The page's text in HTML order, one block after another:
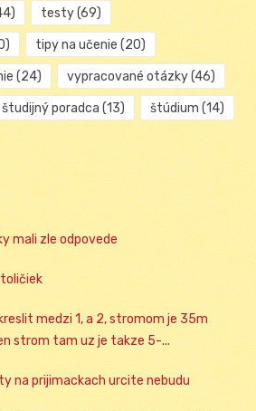
testy(69)
tipy na učenie (20)
(24) vypracované otázky(46)
študijný poradca (13) štúdium (14)
mali zle odpovede
medzi 1, a 2, stromom je 35m
strom tam uz je takze 5-...
na prijimackach urcite nebudu